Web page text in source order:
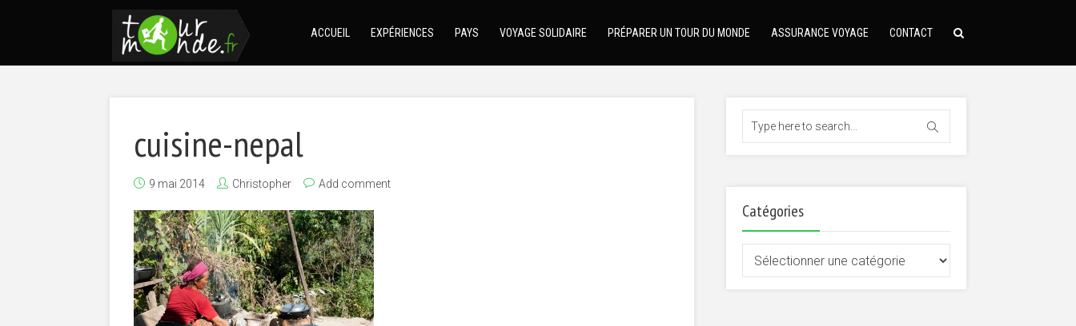
ACCUEIL EXPÉRIENCES PAYS VOYAGE SOLIDAIRE PRÉPARER UN TOUR DU MONDE ASSURANCE VOYAGE CONTACT
cuisine-nepal
9 mai 2014 Christopher Add comment
Catégories